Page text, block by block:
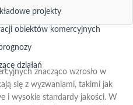
projekty
obiektów komercyjnych
działań
znacząco wzrosło w
się z wyzwaniami, takimi jak
i wysokie standardy jakości. W